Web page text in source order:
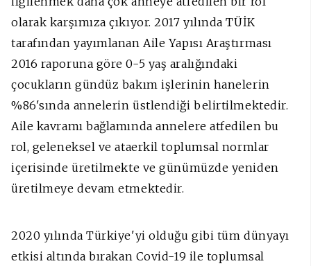
olarak karşımıza çıkıyor. 2017 yılında TÜİK
tarafından yayımlanan Aile Yapısı Araştırması
2016 raporuna göre 0-5 yaş aralığındaki
çocukların gündüz bakım işlerinin hanelerin
%86'sında annelerin üstlendiği belirtilmektedir.
Aile kavramı bağlamında annelere atfedilen bu
rol, geleneksel ve ataerkil toplumsal normlar
içerisinde üretilmekte ve günümüzde yeniden
üretilmeye devam etmektedir.
2020 yılında Türkiye'yi olduğu gibi tüm dünyayı
etkisi altında bırakan Covid-19 ile toplumsal